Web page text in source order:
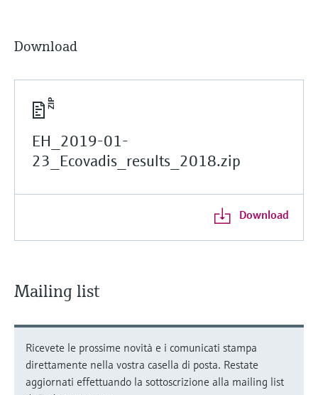
Download
EH_2019-01-
23_Ecovadis_results_2018.zip
Download
Mailing list
Ricevete le prossime novità e i comunicati stampa
direttamente nella vostra casella di posta. Restate
aggiornati effettuando la sottoscrizione alla mailing list